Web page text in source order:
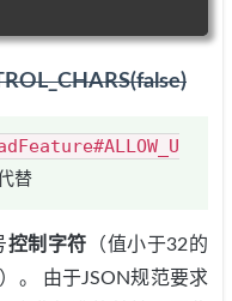
替
控制字符 （值小于32的
。 由于JSON规范要求